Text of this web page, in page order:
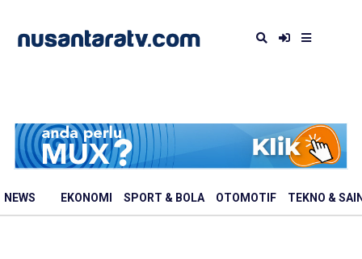
NEWS EKONOMI SPORT & BOLA OTOMOTIF TEKNO &